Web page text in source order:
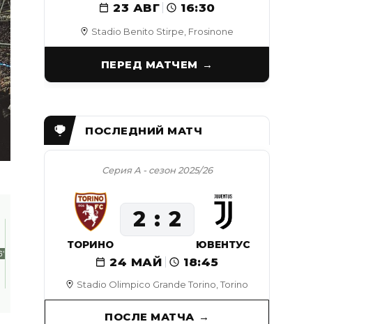
Stadio Benito Stirpe, Frosinone
23 АВГ 16:30
ПЕРЕД МАТЧЕМ
Stadio Olimpico Grande Torino, Torino
Серия А - сезон 2025/26
24 МАЙ 18:45
ТОРИНО
2 2
ЮВЕНТУС
ПОСЛЕ МАТЧА